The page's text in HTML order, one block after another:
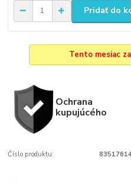
Pridať do
Tento mesiac
Ochrana
kupujúcého
Číslo produktu: